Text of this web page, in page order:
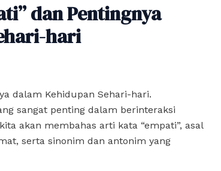
dan Pentingnya
hari
dalam Kehidupan Sehari-hari.
sangat penting dalam berinteraksi
akan membahas arti kata “empati”, asal
serta sinonim dan antonim yang